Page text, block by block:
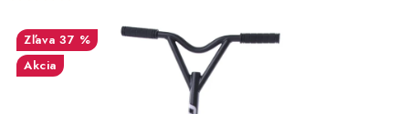
DETSKÉ POSTELE
37 %
Akcia